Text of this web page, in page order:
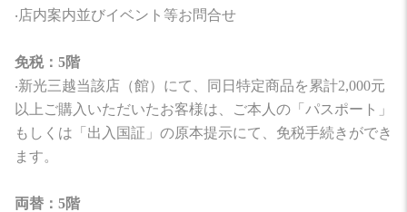
‧店内案内並びイベント等お問合せ
免税：5階
‧新光三越当該店（館）にて、同日特定商品を累計2,000元
以上ご購入いただいたお客様は、ご本人の「パスポート」
もしくは「出入国証」の原本提示にて、免税手続きができ
ます。
両替：5階